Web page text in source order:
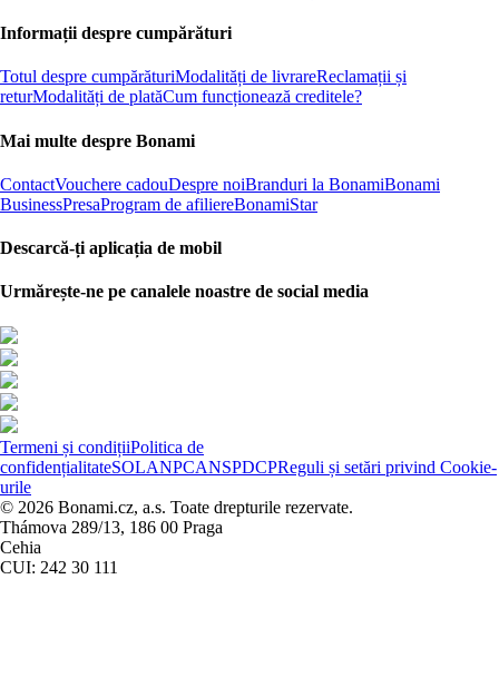
Informații despre cumpărături
Totul despre cumpărăturiModalități de livrareReclamații și
returModalități de platăCum funcționează creditele?
Mai multe despre Bonami
ContactVouchere cadouDespre noiBranduri la BonamiBonami
BusinessPresaProgram de afiliereBonamiStar
Descarcă-ți aplicația de mobil
Urmărește-ne pe canalele noastre de social media
Termeni și condițiiPolitica de
confidențialitateSOLANPCANSPDCPReguli și setări privind Cookie-
urile
© 2026 Bonami.cz, a.s. Toate drepturile rezervate.
Thámova 289/13, 186 00 Praga
Cehia
CUI: 242 30 111